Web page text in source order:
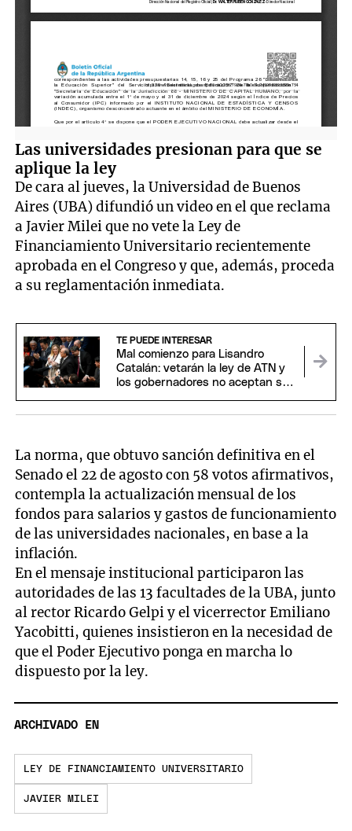
Las universidades presionan para que se
aplique la ley
De cara al jueves, la Universidad de Buenos
Aires (UBA) difundió un video en el que reclama
a Javier Milei que no vete la Ley de
Financiamiento Universitario recientemente
aprobada en el Congreso y que, además, proceda
a su reglamentación inmediata.
TE PUEDE INTERESAR
Mal comienzo para Lisandro
Catalán: vetarán la ley de ATN y
los gobernadores no aceptan ser
La norma, que obtuvo sanción definitiva en el
Senado el 22 de agosto con 58 votos afirmativos,
contempla la actualización mensual de los
fondos para salarios y gastos de funcionamiento
de las universidades nacionales, en base a la
inflación.
En el mensaje institucional participaron las
autoridades de las 13 facultades de la UBA, junto
al rector Ricardo Gelpi y el vicerrector Emiliano
Yacobitti, quienes insistieron en la necesidad de
que el Poder Ejecutivo ponga en marcha lo
dispuesto por la ley.
ARCHIVADO EN
LEY DE FINANCIAMIENTO UNIVERSITARIO
JAVIER MILEI